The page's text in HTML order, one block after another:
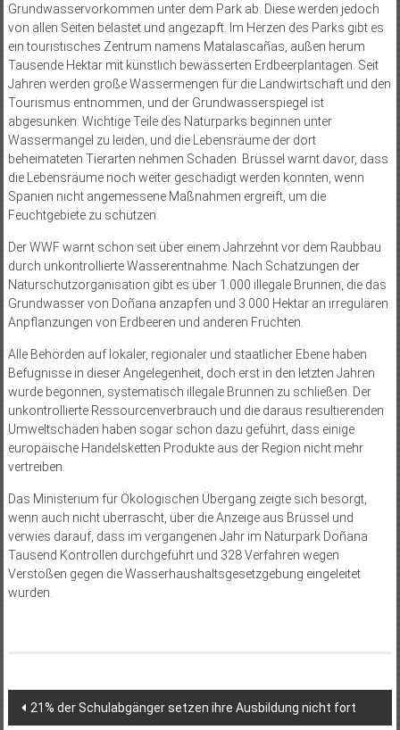
Grundwasservorkommen unter dem Park ab. Diese werden jedoch
von allen Seiten belastet und angezapft. Im Herzen des Parks gibt es
ein touristisches Zentrum namens Matalascañas, außen herum
Tausende Hektar mit künstlich bewässerten Erdbeerplantagen. Seit
Jahren werden große Wassermengen für die Landwirtschaft und den
Tourismus entnommen, und der Grundwasserspiegel ist
abgesunken. Wichtige Teile des Naturparks beginnen unter
Wassermangel zu leiden, und die Lebensräume der dort
beheimateten Tierarten nehmen Schaden. Brüssel warnt davor, dass
die Lebensräume noch weiter geschädigt werden könnten, wenn
Spanien nicht angemessene Maßnahmen ergreift, um die
Feuchtgebiete zu schützen.
Der WWF warnt schon seit über einem Jahrzehnt vor dem Raubbau
durch unkontrollierte Wasserentnahme. Nach Schätzungen der
Naturschutzorganisation gibt es über 1.000 illegale Brunnen, die das
Grundwasser von Doñana anzapfen und 3.000 Hektar an irregulären
Anpflanzungen von Erdbeeren und anderen Früchten.
Alle Behörden auf lokaler, regionaler und staatlicher Ebene haben
Befugnisse in dieser Angelegenheit, doch erst in den letzten Jahren
wurde begonnen, systematisch illegale Brunnen zu schließen. Der
unkontrollierte Ressourcenverbrauch und die daraus resultierenden
Umweltschäden haben sogar schon dazu geführt, dass einige
europäische Handelsketten Produkte aus der Region nicht mehr
vertreiben.
Das Ministerium für Ökologischen Übergang zeigte sich besorgt,
wenn auch nicht überrascht, über die Anzeige aus Brüssel und
verwies darauf, dass im vergangenen Jahr im Naturpark Doñana
Tausend Kontrollen durchgeführt und 328 Verfahren wegen
Verstößen gegen die Wasserhaushaltsgesetzgebung eingeleitet
wurden.
Beitragsnavigation
21% der Schulabgänger setzen ihre Ausbildung nicht fort